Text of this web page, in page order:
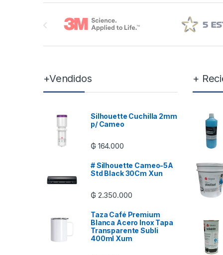
+Vendidos
Silhouette Cuchilla 2mm
p/ Cameo
₲ 164.000
# Silhouette Cameo-5A
Std Black 30Cm Xun
₲ 2.350.000
Taza Café Premium
Blanca Acero Inox Tapa
Transparente Subli
400ml Xum
+